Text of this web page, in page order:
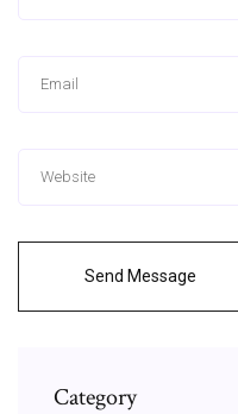
Send Message
Category